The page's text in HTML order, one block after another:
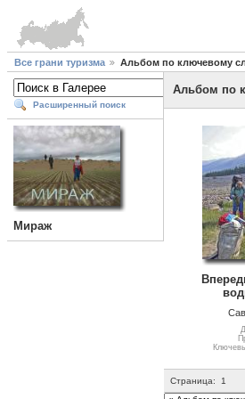
Все грани туризма Альбом по ключевому
Расширенный поиск
Мираж
Альбом по
Страница: 1